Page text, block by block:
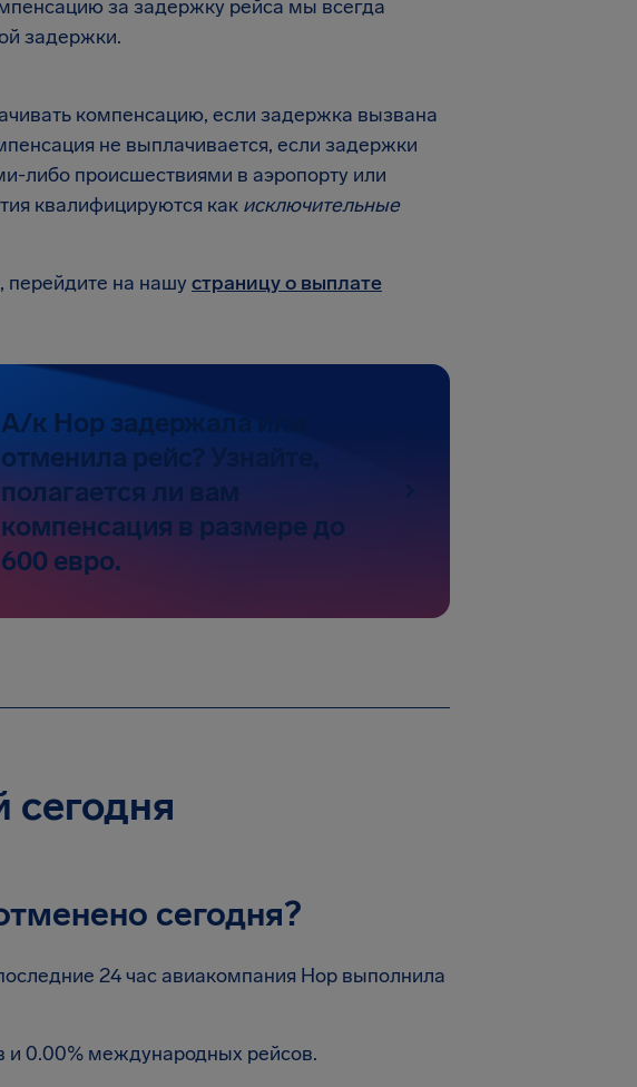
за задержку рейса мы всегда
задержки.
компенсацию, если задержка вызвана
не выплачивается, если задержки
либо происшествиями в аэропорту или
квалифицируются как исключительные
перейдите на нашустраницу о выплате
А/к Hop задержала или
отменила рейс? Узнайте,
полагается ли вам
компенсация в размере до
600 евро.
сегодня
сегодня?
24 час авиакомпания Hop выполнила
и 0.00% международных рейсов.